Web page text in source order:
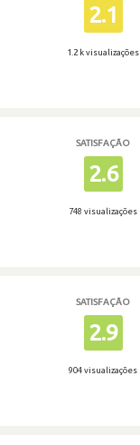
2.1
1.2 k visualizações
SATISFAÇÃO
2.6
748 visualizações
SATISFAÇÃO
2.9
904 visualizações